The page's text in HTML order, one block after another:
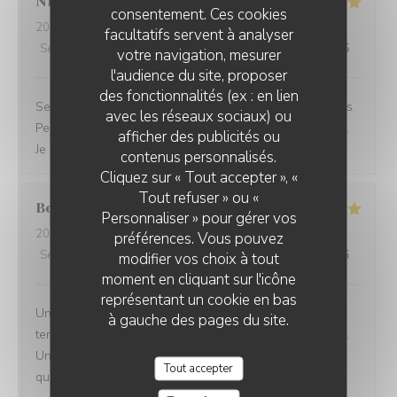
consentement. Ces cookies
facultatifs servent à analyser
votre navigation, mesurer
l'audience du site, proposer
des fonctionnalités (ex : en lien
avec les réseaux sociaux) ou
afficher des publicités ou
contenus personnalisés.
Cliquez sur « Tout accepter », «
Tout refuser » ou «
Personnaliser » pour gérer vos
préférences. Vous pouvez
modifier vos choix à tout
moment en cliquant sur l'icône
représentant un cookie en bas
à gauche des pages du site.
Tout accepter
2026-06-23
- 12:45 - Couverts 2
Service
Ambiance: 5 /5 Cuisine :5 /5 Qualité / Prix /5
Service rapide pour une pause déjeuner entre collègues.
Personnel agréable et efficace. Le plat du jour était bon.
Je recommande cet établissement
Bernard G
2026-06-17
- 18:30 - Couverts 5
Service
Ambiance:4/5 Cuisine: 5/5 Qualité / Prix /5
Une équipe très à l'écoute, souriante et efficace... Une
terrasse où il fait bon vivre et une salle climatisée aussi.
Une carte de bières très variée et une restauration de
qualité !